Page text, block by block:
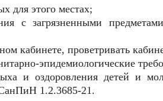
для этого местах;
с загрязненными
кабинете, проветривать
эпидемиологические
и оздоровления детей и
1.2.3685-21.